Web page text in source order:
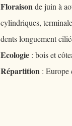
Floraison de juin à
cylindriques,
dents longuement
Ecologie: bois et
Répartition : Europe